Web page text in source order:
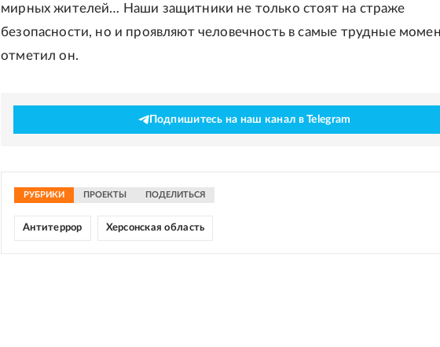
мирных жителей… Наши защитники не только стоят на страже
безопасности, но и проявляют человечность в самые трудные
отметил он.
Подпишитесь на наш канал в Telegram
РУБРИКИ ПРОЕКТЫ ПОДЕЛИТЬСЯ
Антитеррор Херсонская область